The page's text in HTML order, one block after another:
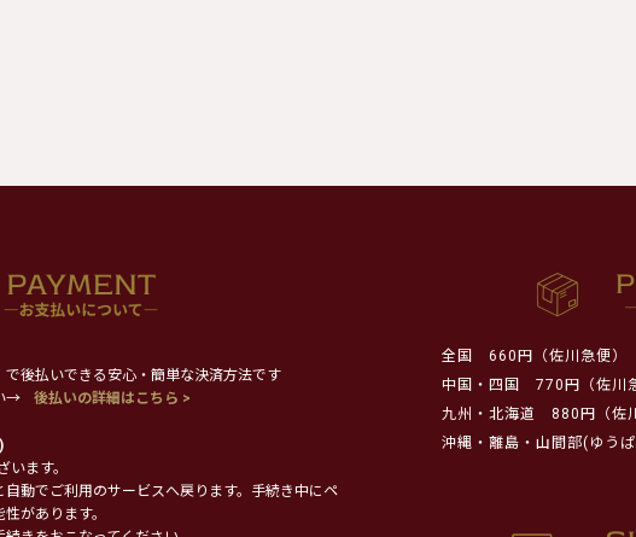
後払いできる安心・簡単な決済方法です
→
後払いの詳細はこちら >
ます。
動でご利用のサービスへ戻ります。手続き中にペ
があります。
全国
660円（佐川急便）
中国・四国
770円（佐川
九州・北海道
880円（佐
沖縄・離島・山間部(ゆう